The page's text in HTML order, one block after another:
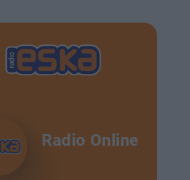
Radio Online